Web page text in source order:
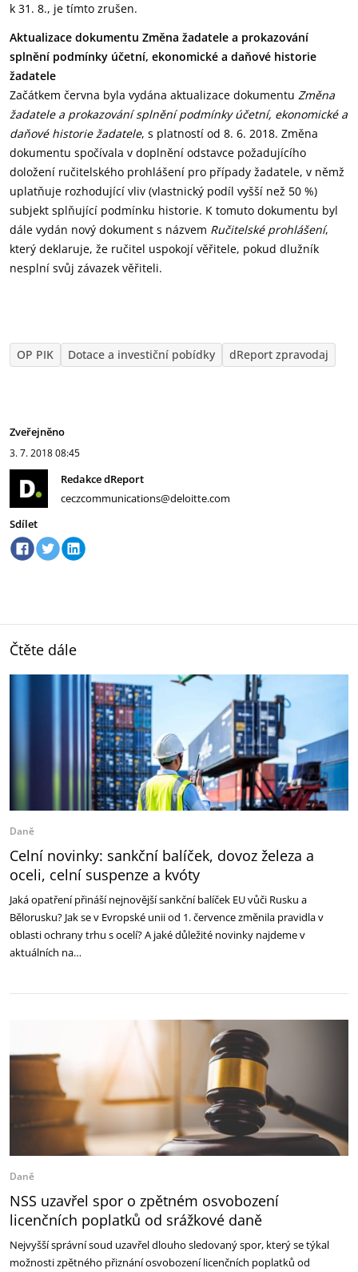
k 31. 8., je tímto zrušen.
Aktualizace dokumentu Změna žadatele a prokazování
splnění podmínky účetní, ekonomické a daňové historie
žadatele
Začátkem června byla vydána aktualizace dokumentu Změna
žadatele a prokazování splnění podmínky účetní, ekonomické a
daňové historie žadatele, s platností od 8. 6. 2018. Změna
dokumentu spočívala v doplnění odstavce požadujícího
doložení ručitelského prohlášení pro případy žadatele, v němž
uplatňuje rozhodující vliv (vlastnický podíl vyšší než 50 %)
subjekt splňující podmínku historie. K tomuto dokumentu byl
dále vydán nový dokument s názvem Ručitelské prohlášení,
který deklaruje, že ručitel uspokojí věřitele, pokud dlužník
nesplní svůj závazek věřiteli.
OP PIK Dotace a investiční pobídky dReport zpravodaj
Zveřejněno
3. 7. 201808:45
Redakce dReport
ceczcommunications@deloitte.com
Sdílet
Čtěte dále
Daně
Celní novinky: sankční balíček, dovoz železa a
oceli, celní suspenze a kvóty
Jaká opatření přináší nejnovější sankční balíček EU vůči Rusku a
Bělorusku? Jak se v Evropské unii od 1. července změnila pravidla v
oblasti ochrany trhu s ocelí? A jaké důležité novinky najdeme v
aktuálních na…
Daně
NSS uzavřel spor o zpětném osvobození
licenčních poplatků od srážkové daně
Nejvyšší správní soud uzavřel dlouho sledovaný spor, který se týkal
možnosti zpětného přiznání osvobození licenčních poplatků od